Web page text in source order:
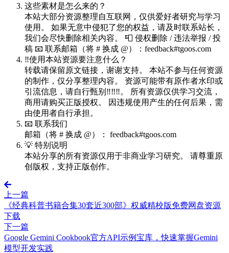
这些素材是怎么来的？
本站大部分资源整理自互联网，仅供爱好者研究与学习
使用。 如果无意中侵犯了您的权益，请及时联系站长，
我们会尽快删除相关内容。 📮 侵权删除 / 违法举报 / 投
稿 📧 联系邮箱（将 # 换成 @）：feedback#tgoos.com
‼️使用本站资源要注意什么？
转载请保留原文链接，谢谢支持。 本站不参与任何资源
的制作，仅分享整理内容。 资源可能带有原作者水印或
引流信息，请自行甄别‼️‼️‼️。 所有资源仅供学习交流，
商用请购买正版授权。 因违规使用产生的任何后果，需
由使用者自行承担。
📧 联系我们
邮箱（将 # 换成 @）： feedback#tgoos.com
💡 特别说明
本站分享的所有资源仅用于非商业学习研究。 请尊重原
创版权，支持正版创作。
上一篇
《经典科普书籍合集30套近300部》权威精校版免费网盘资源
下载
下一篇
Google Gemini Cookbook官方API示例宝库，快速掌握Gemini
模型开发实践